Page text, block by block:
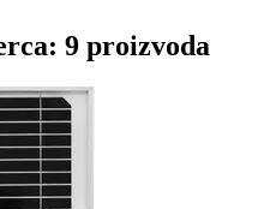
9 proizvoda